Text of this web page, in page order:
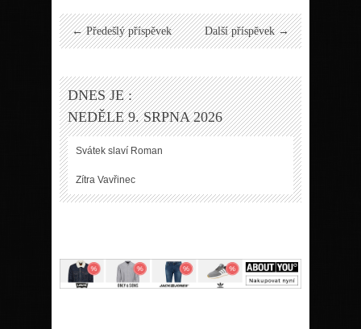
← Předešlý příspěvek Další příspěvek →
DNES JE :
NEDĚLE 9. SRPNA 2026
Svátek slaví Roman
Zítra Vavřinec